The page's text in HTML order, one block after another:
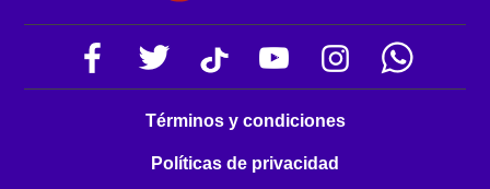
Términos y condiciones
Políticas de privacidad